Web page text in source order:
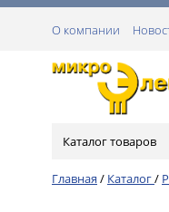
О компании
Каталог товаров
Главная / Каталог/